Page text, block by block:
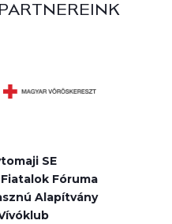
SE
Fóruma
Alapítvány